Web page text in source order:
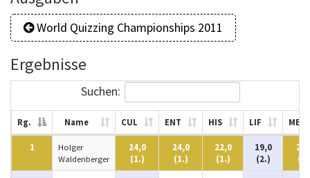
World Quizzing Championships 2011
Ergebnisse
Suchen:
Rg. Name CUL ENT HIS LIF MED
1
Holger
Waldenberger
24,0
(1.)
24,0
(1.)
22,0
(1.)
19,0
(2.)